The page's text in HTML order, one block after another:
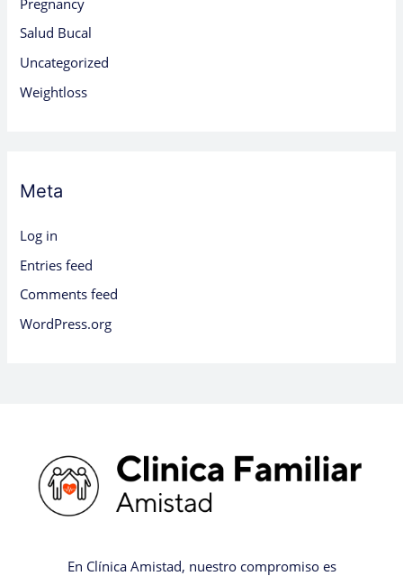
Salud Bucal
Uncategorized
Weightloss
Meta
Log in
Entries feed
Comments feed
WordPress.org
En Clínica Amistad, nuestro compromiso es